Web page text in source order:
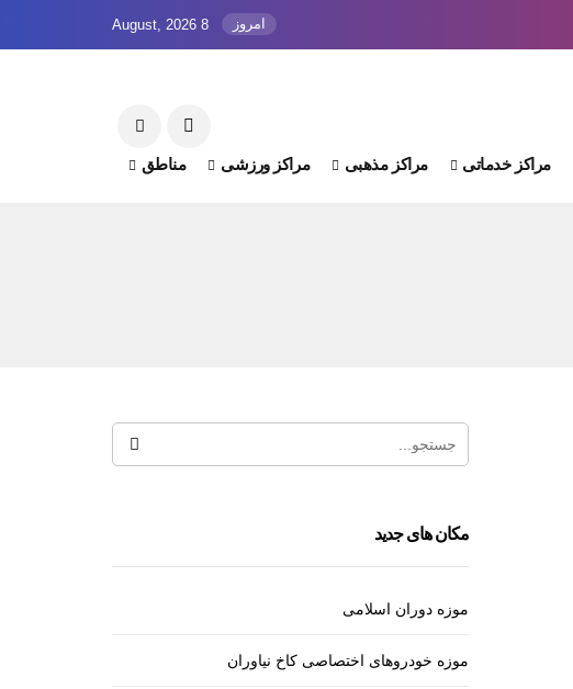
امروز 8 August, 2026
مراکز خدماتی مراکز مذهبی مراکز ورزشی مناطق
مکان های جدید
موزه دوران اسلامی
موزه خودروهای اختصاصی کاخ نیاوران